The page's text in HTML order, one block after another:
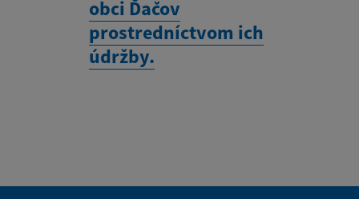
obci Ďačov
prostredníctvom ich
údržby.